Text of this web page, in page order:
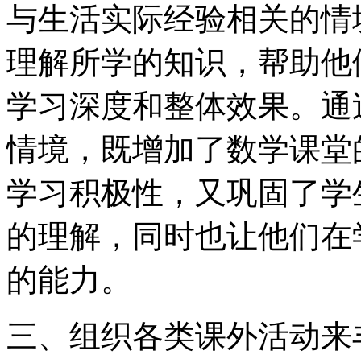
与生活实际经验相关的
理解所学的知识，帮助
学习深度和整体效果。
情境，既增加了数学课
学习积极性，又巩固了
的理解，同时也让他们
的能力。
三、组织各类课外活动